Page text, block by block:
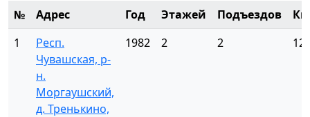
№ Адрес Год Этажей Подъездов
1
Респ.
Чувашская, р-
н.
Моргаушский,
д. Тренькино,
1982 2 2 12